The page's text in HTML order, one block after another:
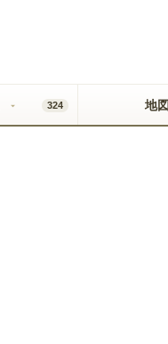
324 地図